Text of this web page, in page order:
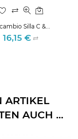
Silla C &...
Preis
16,15 €
ARTIKEL
AUCH ...